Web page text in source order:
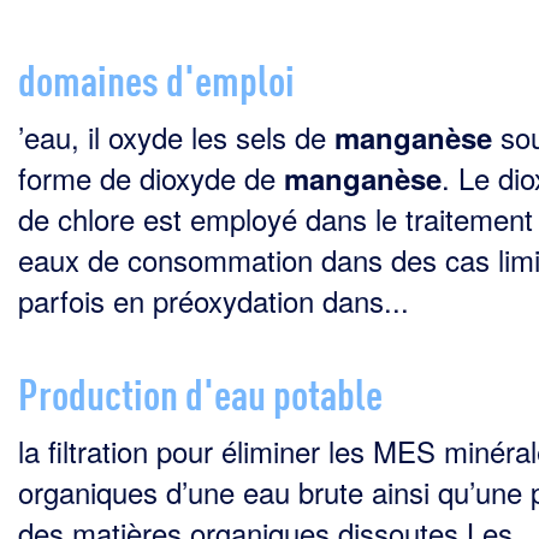
domaines d'emploi
’eau, il oxyde les sels de manganèse
forme de dioxyde de manganèse. Le
de chlore est employé dans le
eaux de consommation dans des cas
parfois en préoxydation dans...
Production d'eau potable
la filtration pour éliminer les MES
organiques d’une eau brute ainsi qu’une